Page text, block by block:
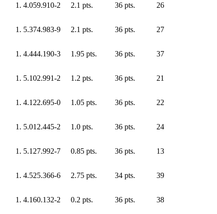
4.059.910-2 2.1 pts. 36 pts. 26
5.374.983-9 2.1 pts. 36 pts. 27
4.444.190-3 1.95 pts. 36 pts. 37
5.102.991-2 1.2 pts. 36 pts. 21
4.122.695-0 1.05 pts. 36 pts. 22
5.012.445-2 1.0 pts. 36 pts. 24
5.127.992-7 0.85 pts. 36 pts. 13
4.525.366-6 2.75 pts. 34 pts. 39
4.160.132-2 0.2 pts. 36 pts. 38